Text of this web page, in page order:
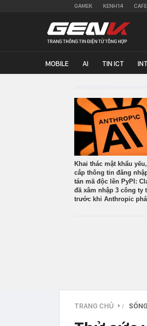
GAMEK KENH14
MOBILE AI TIN ICT
Khai thác mật khẩu
cắp thông tin đăng
tán mã độc lên PyPI:
đã xâm nhập 3 công ty
trước khi Anthropic
TRANG CHỦ › SỐNG